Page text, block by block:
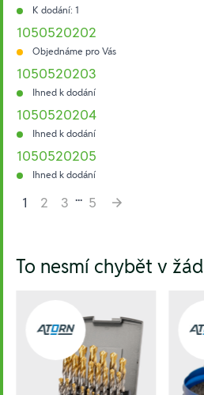
K dodání: 1
1050520202
Objednáme pro Vás
1050520203
Ihned k dodání
1050520204
Ihned k dodání
1050520205
Ihned k dodání
1
2 3 ... 5
To nesmí chybět v